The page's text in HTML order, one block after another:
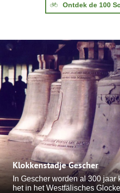
Ontdek de 100
Klokkenstadje Gescher
In Gescher worden al 300
het in het Westfälisches